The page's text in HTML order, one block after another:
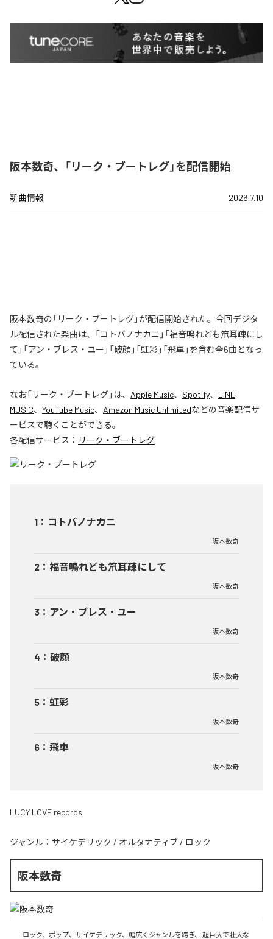
阪本数奇、「リーク・ブートレグ」を配信開始
新曲情報 2026.7.10
阪本数奇の「リーク・ブートレグ」が配信開始された。今回デジタ
ル配信された楽曲は、「コトバノナカニ」「福音鳴れども笊耳疎にし
て」「アン・ブレス・ユー」「破顔」「虹彩」「飛車」を含む全6曲となっ
ている。
なお「リーク・ブートレグ」は、 Apple Music、 Spotify、 LINE
MUSIC、 YouTube Music、 Amazon Music Unlimitedなどの音楽配信サ
ービスで聴くことができる。
各配信サービス： リーク・ブートレグ
1 ： コトバノナカニ
阪本数奇
2 ： 福音鳴れども笊耳疎にして
阪本数奇
3 ： アン・ブレス・ユー
阪本数奇
4 ： 破顔
阪本数奇
5 ： 虹彩
阪本数奇
6 ： 飛車
阪本数奇
LUCY LOVE records
ジャンル： サイケデリック / オルタナティブ / ロック
阪本数奇
ロック、ポップ、サイケデリック、幅広くジャンルを跨ぎ、 超巨大で壮大な